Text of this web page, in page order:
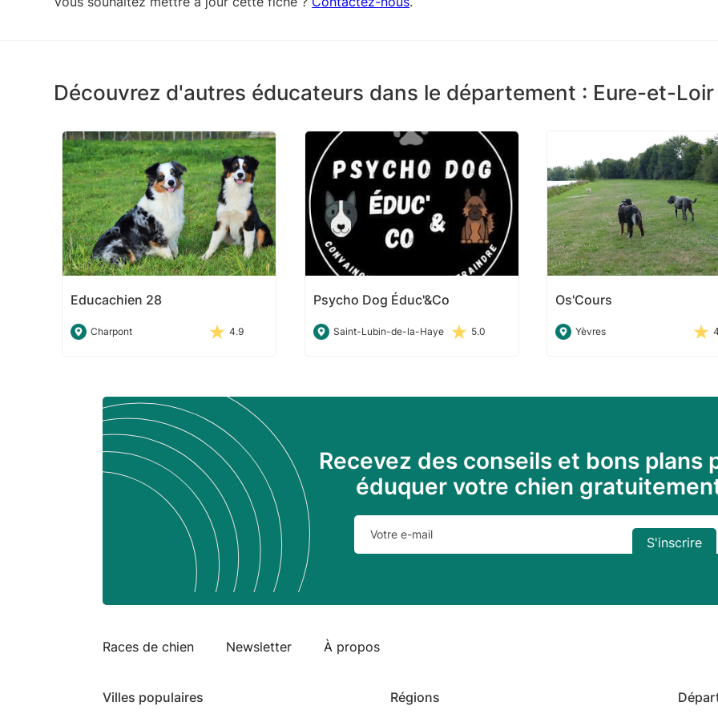
Découvrez d'autres éducateurs dans le département : Eure-et-Loir
Educachien 28
Charpont 4.9
Psycho Dog Éduc'&Co
Saint-Lubin-de-la-Haye 5.0
Os'Cours
Yèvres
Recevez des conseils et bons plans
éduquer votre chien
Races de chien Newsletter À propos
Villes populaires
Régions